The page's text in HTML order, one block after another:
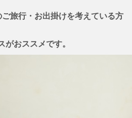
旅行・お出掛けを考えている方
おススメです。